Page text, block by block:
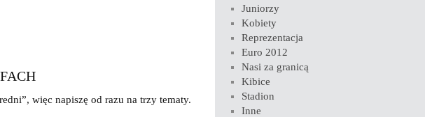
więc napiszę od razu na trzy tematy.
Juniorzy
Kobiety
Reprezentacja
Euro 2012
Nasi za granicą
Kibice
Stadion
Inne